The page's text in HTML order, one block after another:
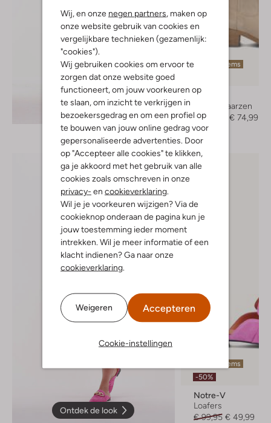
Wij, en onze negen partners , maken op
onze website gebruik van cookies en
vergelijkbare technieken (gezamenlijk:
"cookies").
Wij gebruiken cookies om ervoor te
zorgen dat onze website goed
functioneert, om jouw voorkeuren op
te slaan, om inzicht te verkrijgen in
bezoekersgedrag en om een profiel op
te bouwen van jouw online gedrag voor
gepersonaliseerde advertenties. Door
op "Accepteer alle cookies" te klikken,
ga je akkoord met het gebruik van alle
cookies zoals omschreven in onze
privacy- en cookieverklaring
Wil je je voorkeuren wijzigen? Via de
cookieknop onderaan de pagina kun je
jouw toestemming ieder moment
intrekken. Wil je meer informatie of een
klacht indienen? Ga naar onze
cookieverklaring
Weigeren Accepteren
Cookie-instellingen
Ontdek de look
Laatste items
Omoda
Cowboylaarzen
€ 149,95
€ 74,99
Ontdek de look
Laatste items
-50%
Notre-V
Loafers
€ 99,95 € 49,99